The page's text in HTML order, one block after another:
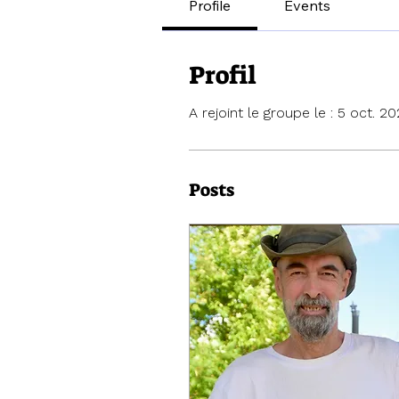
Profile Events
Profil
A rejoint le groupe le : 5 oct.
Posts